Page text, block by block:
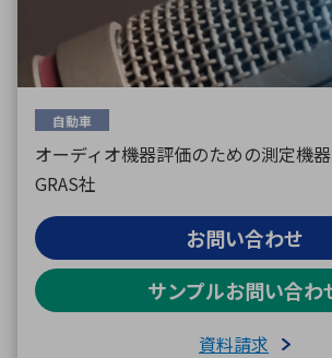
自動車
オーディオ機器評価のための測定機器
GRAS社
お問い合わせ
サンプルお問い合わ
資料請求